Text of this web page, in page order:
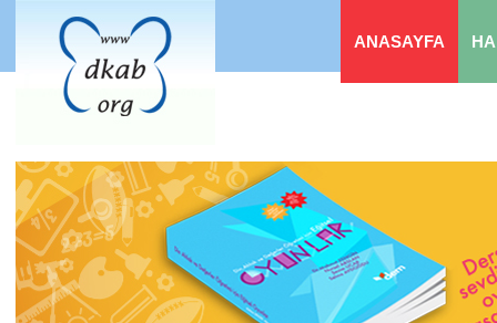
ANASAYFA